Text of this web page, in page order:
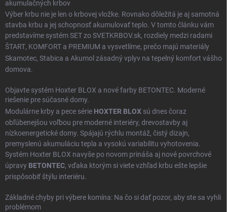
akumulačných krbov
Výber krbu nie je len o krbovej vložke. Rovnako dôležitá je aj samotná
stavba krbu a jej schopnosť akumulovať teplo. V tomto článku vám
predstavíme systém SET zo SVETKRBOV.sk, rozdiely medzi radami
ŠTART, KOMFORT a PREMIUM a vysvetlíme, prečo majú materiály
Skamotec, Stabica a Akumol zásadný vplyv na tepelný komfort vášho
domova.
Objavte systém Hoxter BLOX a nové farby BETONTEC. Moderné
riešenie pre súčasné domy.
Modulárne krby a pece série HOXTER BLOX sú dnes čoraz
obľúbenejšou voľbou pre moderné interiéry, drevostavby aj
nízkoenergetické domy. Spájajú rýchlu montáž, čistý dizajn,
premyslenú akumuláciu tepla a vysokú variabilitu vyhotovenia.
Systém Hoxter BLOX navyše po novom prináša aj nové povrchové
úpravy BETONTEC, vďaka ktorým si viete vzhľad krbu ešte lepšie
prispôsobiť štýlu interiéru.
Základné chyby pri výbere komína: Na čo si dať pozor, aby ste sa vyhli
problémom